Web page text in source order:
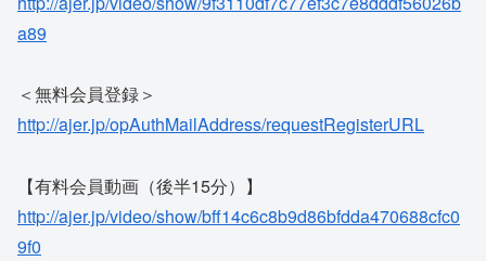
a89
＜無料会員登録＞
http://ajer.jp/opAuthMailAddress/requestRegisterURL
【有料会員動画（後半15分）】
http://ajer.jp/video/show/bff14c6c8b9d86bfdda470688cfc0
9f0